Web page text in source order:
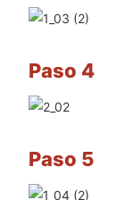
Paso 4
Paso 5